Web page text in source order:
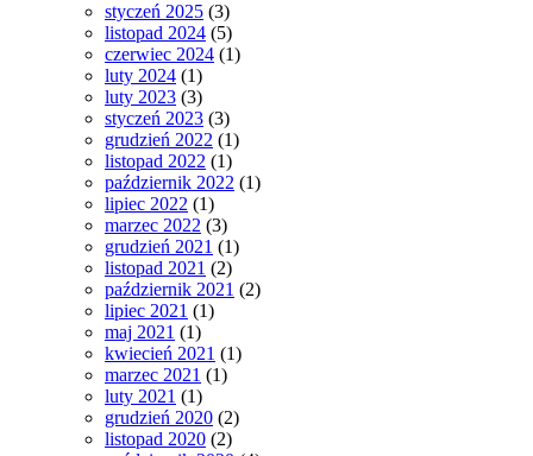
styczeń 2025 (3)
listopad 2024 (5)
czerwiec 2024 (1)
luty 2024 (1)
luty 2023 (3)
styczeń 2023 (3)
grudzień 2022 (1)
listopad 2022 (1)
październik 2022 (1)
lipiec 2022 (1)
marzec 2022 (3)
grudzień 2021 (1)
listopad 2021 (2)
październik 2021 (2)
lipiec 2021 (1)
maj 2021 (1)
kwiecień 2021 (1)
marzec 2021 (1)
luty 2021 (1)
grudzień 2020 (2)
listopad 2020 (2)